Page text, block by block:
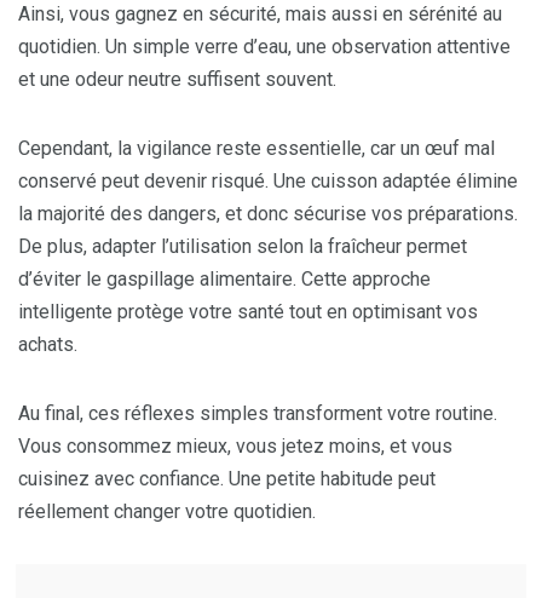
Ainsi, vous gagnez en sécurité, mais aussi en sérénité au
quotidien. Un simple verre d’eau, une observation attentive
et une odeur neutre suffisent souvent.
Cependant, la vigilance reste essentielle, car un œuf mal
conservé peut devenir risqué. Une cuisson adaptée élimine
la majorité des dangers, et donc sécurise vos préparations.
De plus, adapter l’utilisation selon la fraîcheur permet
d’éviter le gaspillage alimentaire. Cette approche
intelligente protège votre santé tout en optimisant vos
achats.
Au final, ces réflexes simples transforment votre routine.
Vous consommez mieux, vous jetez moins, et vous
cuisinez avec confiance. Une petite habitude peut
réellement changer votre quotidien.